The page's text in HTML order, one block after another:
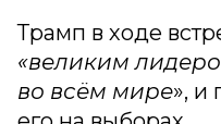
Трамп в ходе
«великим
во всём мире», и